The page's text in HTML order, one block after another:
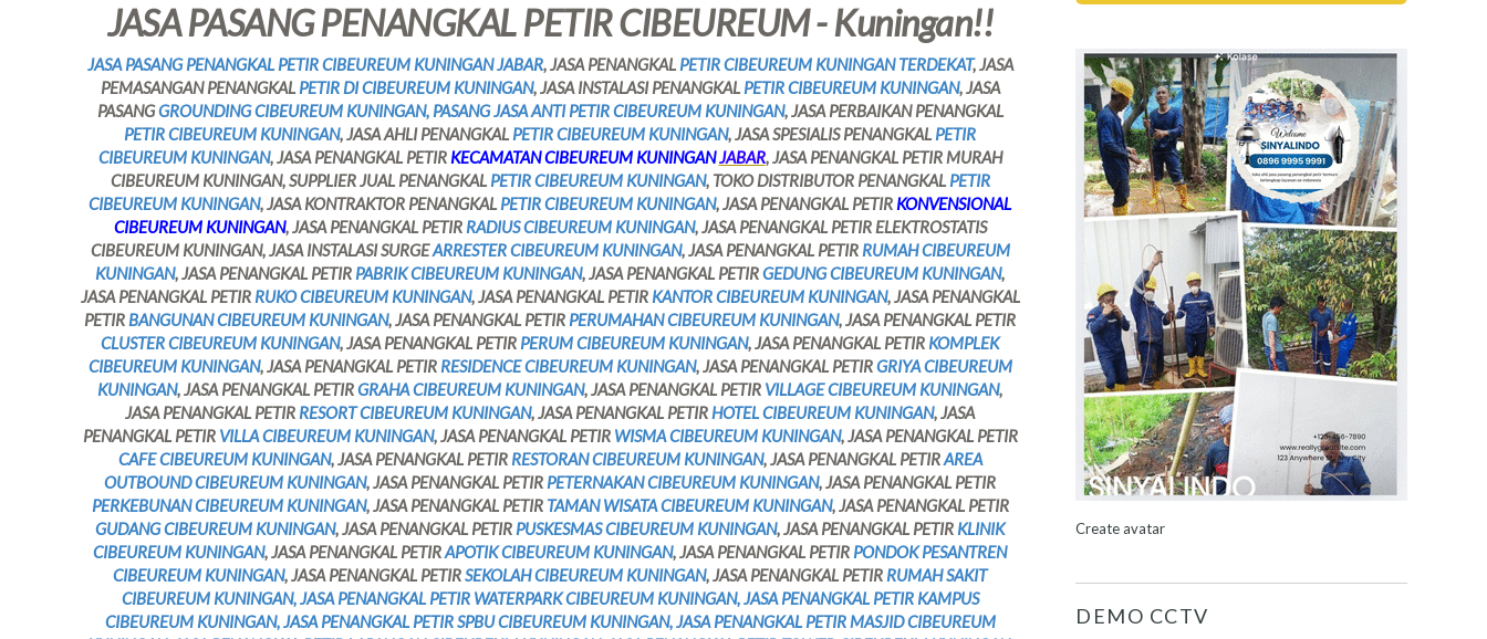
JASA PASANG PENANGKAL PETIR CIBEUREUM - Kuningan!!
JASA PASANG PENANGKAL PETIR CIBEUREUM KUNINGAN JABAR, JASA PENANGKAL PETIR CIBEUREUM KUNINGAN TERDEKAT, JASA
PEMASANGAN PENANGKAL PETIR DI CIBEUREUM KUNINGAN, JASA INSTALASI PENANGKAL PETIR CIBEUREUM KUNINGAN, JASA
PASANGGROUNDING CIBEUREUM KUNINGAN, PASANG JASA ANTI PETIR CIBEUREUM KUNINGAN, JASA PERBAIKAN PENANGKAL
PETIR CIBEUREUM KUNINGAN, JASA AHLI PENANGKAL PETIR CIBEUREUM KUNINGAN, JASA SPESIALIS PENANGKAL PETIR
CIBEUREUM KUNINGAN, JASA PENANGKAL PETIR KECAMATAN CIBEUREUM KUNINGANJABAR, JASA PENANGKAL PETIR MURAH
CIBEUREUM KUNINGAN, SUPPLIER JUAL PENANGKAL PETIR CIBEUREUM KUNINGAN, TOKO DISTRIBUTOR PENANGKAL PETIR
CIBEUREUM KUNINGAN, JASA KONTRAKTOR PENANGKAL PETIR CIBEUREUM KUNINGAN, JASA PENANGKAL PETIR KONVENSIONAL
CIBEUREUM KUNINGAN, JASA PENANGKAL PETIR RADIUS CIBEUREUM KUNINGAN, JASA PENANGKAL PETIR ELEKTROSTATIS
CIBEUREUM KUNINGAN, JASA INSTALASI SURGEARRESTER CIBEUREUM KUNINGAN, JASA PENANGKAL PETIR RUMAH CIBEUREUM
KUNINGAN, JASA PENANGKAL PETIR PABRIK CIBEUREUM KUNINGAN, JASA PENANGKAL PETIRGEDUNG CIBEUREUM KUNINGAN,
JASA PENANGKAL PETIR RUKO CIBEUREUM KUNINGAN, JASA PENANGKAL PETIR KANTOR CIBEUREUM KUNINGAN, JASA PENANGKAL
PETIRBANGUNAN CIBEUREUM KUNINGAN, JASA PENANGKAL PETIR PERUMAHAN CIBEUREUM KUNINGAN, JASA PENANGKAL PETIR
CLUSTER CIBEUREUM KUNINGAN, JASA PENANGKAL PETIR PERUM CIBEUREUM KUNINGAN, JASA PENANGKAL PETIR KOMPLEK
CIBEUREUM KUNINGAN, JASA PENANGKAL PETIR RESIDENCE CIBEUREUM KUNINGAN, JASA PENANGKAL PETIRGRIYA CIBEUREUM
KUNINGAN, JASA PENANGKAL PETIRGRAHA CIBEUREUM KUNINGAN, JASA PENANGKAL PETIR VILLAGE CIBEUREUM KUNINGAN,
JASA PENANGKAL PETIR RESORT CIBEUREUM KUNINGAN, JASA PENANGKAL PETIRHOTEL CIBEUREUM KUNINGAN, JASA
PENANGKAL PETIR VILLA CIBEUREUM KUNINGAN, JASA PENANGKAL PETIR WISMA CIBEUREUM KUNINGAN, JASA PENANGKAL PETIR
CAFE CIBEUREUM KUNINGAN, JASA PENANGKAL PETIR RESTORAN CIBEUREUM KUNINGAN, JASA PENANGKAL PETIRAREA
OUTBOUND CIBEUREUM KUNINGAN, JASA PENANGKAL PETIR PETERNAKAN CIBEUREUM KUNINGAN, JASA PENANGKAL PETIR
PERKEBUNAN CIBEUREUM KUNINGAN, JASA PENANGKAL PETIR TAMAN WISATA CIBEUREUM KUNINGAN, JASA PENANGKAL PETIR
GUDANG CIBEUREUM KUNINGAN, JASA PENANGKAL PETIR PUSKESMAS CIBEUREUM KUNINGAN, JASA PENANGKAL PETIR KLINIK
CIBEUREUM KUNINGAN, JASA PENANGKAL PETIRAPOTIK CIBEUREUM KUNINGAN, JASA PENANGKAL PETIR PONDOK PESANTREN
CIBEUREUM KUNINGAN, JASA PENANGKAL PETIRSEKOLAH CIBEUREUM KUNINGAN, JASA PENANGKAL PETIR RUMAH SAKIT
CIBEUREUM KUNINGAN, JASA PENANGKAL PETIR WATERPARK CIBEUREUM KUNINGAN, JASA PENANGKAL PETIR KAMPUS
CIBEUREUM KUNINGAN, JASA PENANGKAL PETIR SPBU CIBEUREUM KUNINGAN, JASA PENANGKAL PETIR MASJID CIBEUREUM
Create avatar
DEMO CCTV